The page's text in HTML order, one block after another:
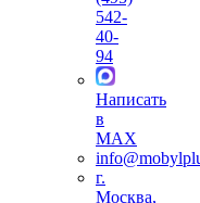
542-
40-
94
Написать
в
MAX
г.
Москва,